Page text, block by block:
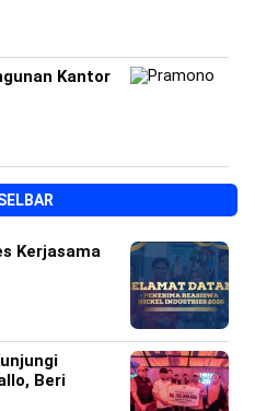
Kantor
Kerjasama
Beri